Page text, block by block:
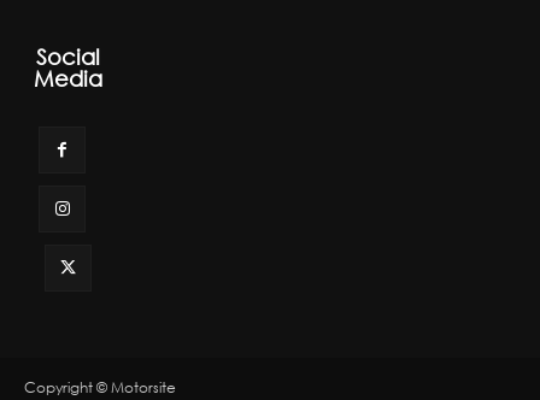
Social
Media
Copyright © Motorsite